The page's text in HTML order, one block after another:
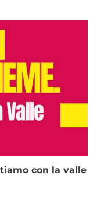
con la valle